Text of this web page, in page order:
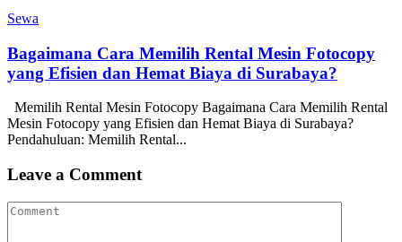
Sewa
Bagaimana Cara Memilih Rental Mesin Fotocopy
yang Efisien dan Hemat Biaya di Surabaya?
Memilih Rental Mesin Fotocopy Bagaimana Cara Memilih Rental
Mesin Fotocopy yang Efisien dan Hemat Biaya di Surabaya?
Pendahuluan: Memilih Rental...
Leave a Comment